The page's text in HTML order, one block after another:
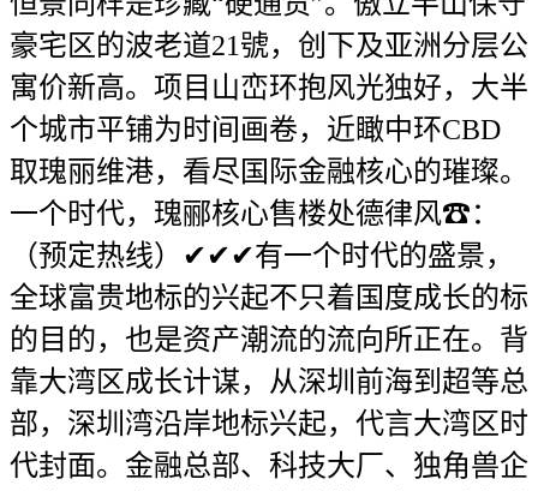
豪宅区的波老道21號，创下及亚洲分层公
寓价新高。项目山峦环抱风光独好，大半
个城市平铺为时间画卷，近瞰中环CBD
取瑰丽维港，看尽国际金融核心的璀璨。
一个时代，瑰郦核心售楼处德律风☎：
（预定热线）✔✔✔有一个时代的盛景，
全球富贵地标的兴起不只着国度成长的标
的目的，也是资产潮流的流向所正在。背
靠大湾区成长计谋，从深圳前海到超等总
部，深圳湾沿岸地标兴起，代言大湾区时
代封面。金融总部、科技大厂、独角兽企